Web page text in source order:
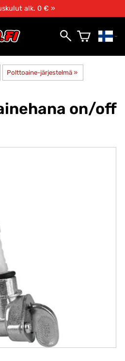
alk. 0 € »
Polttoaine-järjestelmä ‪»
on/off